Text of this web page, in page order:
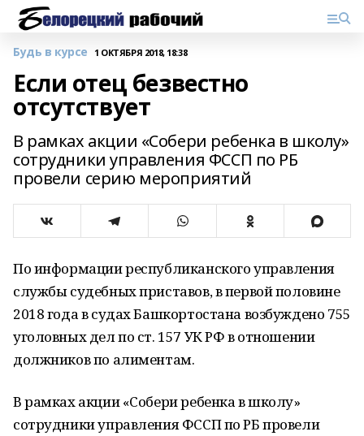
Будь в курсе 1 ОКТЯБРЯ 2018, 18:38
Если отец безвестно
отсутствует
В рамках акции «Собери ребенка в школу»
сотрудники управления ФССП по РБ
провели серию мероприятий
По информации республиканского управления
службы судебных приставов, в первой половине
2018 года в судах Башкортостана возбуждено 755
уголовных дел по ст. 157 УК РФ в отношении
должников по алиментам.
В рамках акции «Собери ребенка в школу»
сотрудники управления ФССП по РБ провели